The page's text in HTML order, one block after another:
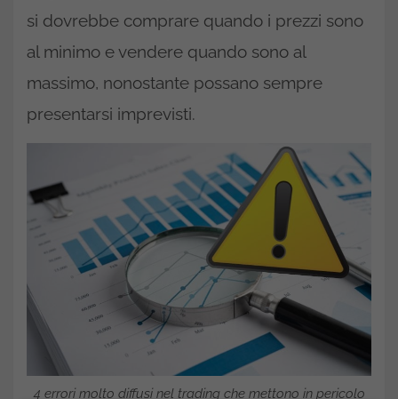
si dovrebbe comprare quando i prezzi sono
al minimo e vendere quando sono al
massimo, nonostante possano sempre
presentarsi imprevisti.
4 errori molto diffusi nel trading che mettono in pericolo